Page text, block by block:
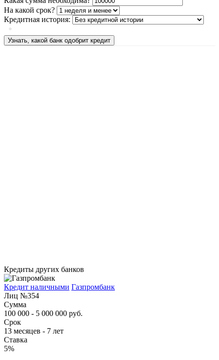
На какой срок?
Кредитная история:
Узнать, какой банк одобрит кредит
Кредиты других банков
Кредит наличными Газпромбанк
Лиц №354
Сумма
100 000 - 5 000 000 руб.
Срок
13 месяцев - 7 лет
Ставка
5%